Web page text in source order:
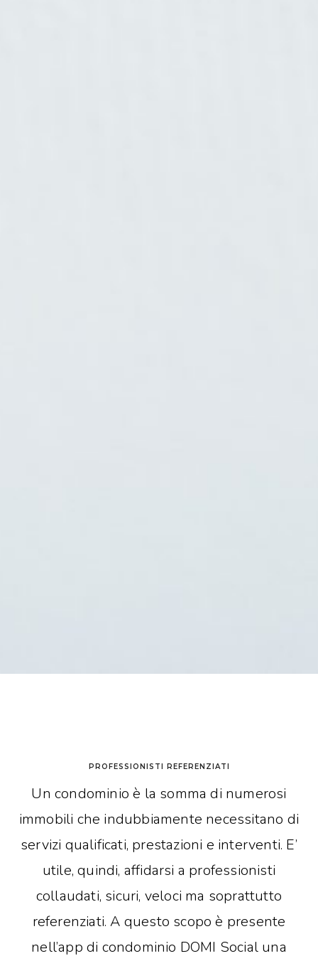
PROFESSIONISTI REFERENZIATI
Un condominio è la somma di numerosi
immobili che indubbiamente necessitano di
servizi qualificati, prestazioni e interventi. E’
utile, quindi, affidarsi a professionisti
collaudati, sicuri, veloci ma soprattutto
referenziati. A questo scopo è presente
nell’app di condominio DOMI Social una